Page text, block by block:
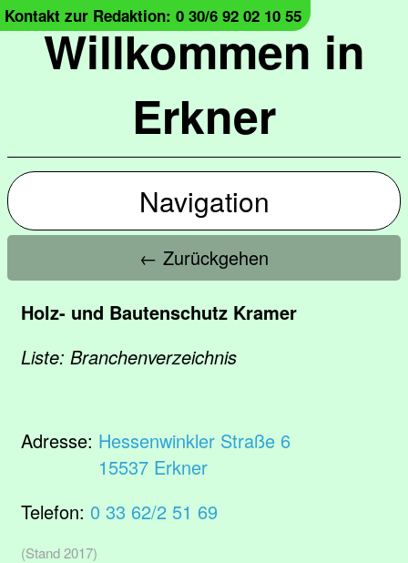
Willkommen in
Erkner
Kontakt zur Redaktion: 0 30/6 92 02 10 55
Navigation
← Zurückgehen
Holz- und Bautenschutz Kramer
Liste: Branchenverzeichnis
Adresse: Hessenwinkler Straße 6
15537 Erkner
Telefon: 0 33 62/2 51 69
(Stand 2017)